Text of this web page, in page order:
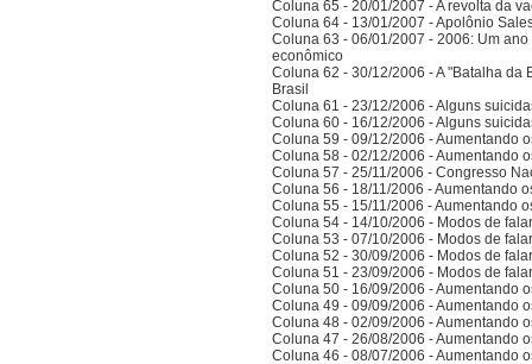
Coluna 65 - 20/01/2007 - A revolta da
Coluna 64 - 13/01/2007 - Apolônio
Coluna 63 - 06/01/2007 - 2006: Um
econômico
Coluna 62 - 30/12/2006 - A "Batalha
Brasil
Coluna 61 - 23/12/2006 - Alguns
Coluna 60 - 16/12/2006 - Alguns
Coluna 59 - 09/12/2006 - Aumentando
Coluna 58 - 02/12/2006 - Aumentando
Coluna 57 - 25/11/2006 - Congresso
Coluna 56 - 18/11/2006 - Aumentando
Coluna 55 - 15/11/2006 - Aumentando
Coluna 54 - 14/10/2006 - Modos de
Coluna 53 - 07/10/2006 - Modos de
Coluna 52 - 30/09/2006 - Modos de
Coluna 51 - 23/09/2006 - Modos de
Coluna 50 - 16/09/2006 - Aumentando
Coluna 49 - 09/09/2006 - Aumentando
Coluna 48 - 02/09/2006 - Aumentando
Coluna 47 - 26/08/2006 - Aumentando
Coluna 46 - 08/07/2006 - Aumentando